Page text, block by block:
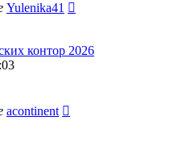
Yulenika41
контор 2026
acontinent